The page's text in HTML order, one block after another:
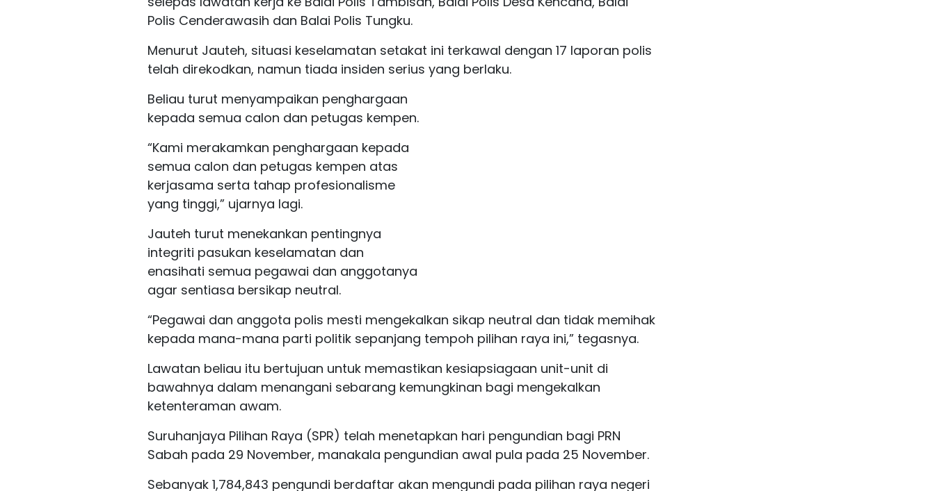
Polis Cenderawasih dan Balai Polis Tungku.
Menurut Jauteh, situasi keselamatan setakat ini terkawal dengan 17 laporan polis
telah direkodkan, namun tiada insiden serius yang berlaku.
Beliau turut menyampaikan penghargaan
kepada semua calon dan petugas kempen.
“Kami merakamkan penghargaan kepada
semua calon dan petugas kempen atas
kerjasama serta tahap profesionalisme
yang tinggi,” ujarnya lagi.
Jauteh turut menekankan pentingnya
integriti pasukan keselamatan dan
enasihati semua pegawai dan anggotanya
agar sentiasa bersikap neutral.
“Pegawai dan anggota polis mesti mengekalkan sikap neutral dan tidak memihak
kepada mana-mana parti politik sepanjang tempoh pilihan raya ini,” tegasnya.
Lawatan beliau itu bertujuan untuk memastikan kesiapsiagaan unit-unit di
bawahnya dalam menangani sebarang kemungkinan bagi mengekalkan
ketenteraman awam.
Suruhanjaya Pilihan Raya (SPR) telah menetapkan hari pengundian bagi PRN
Sabah pada 29 November, manakala pengundian awal pula pada 25 November.
Sebanyak 1,784,843 pengundi berdaftar akan mengundi pada pilihan raya negeri